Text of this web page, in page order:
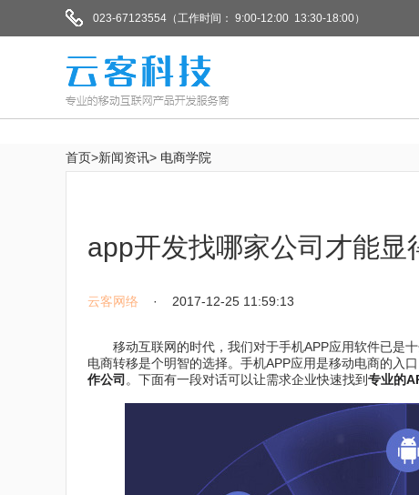
023-67123554（工作时间： 9:00-12:00 13:30-18:00）
首页>新闻资讯> 电商学院
app开发找哪家公司才能显
云客网络 · 2017-12-25 11:59:13
移动互联网的时代，我们对于手机APP应用软件已是十
电商转移是个明智的选择。手机APP应用是移动电商的入
作公司 。下面有一段对话可以让需求企业快速找到专业的